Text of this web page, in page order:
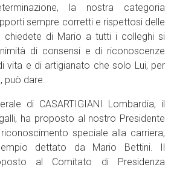
la nostra categoria
sempre corretti e rispettosi delle
chiedete di Mario a tutti i colleghi si
di consensi e di riconoscenze
vita e di artigianato che solo Lui, per
può dare.
di CASARTIGIANI Lombardia, il
ha proposto al nostro Presidente
speciale alla carriera,
dettato da Mario Bettini. Il
al Comitato di Presidenza